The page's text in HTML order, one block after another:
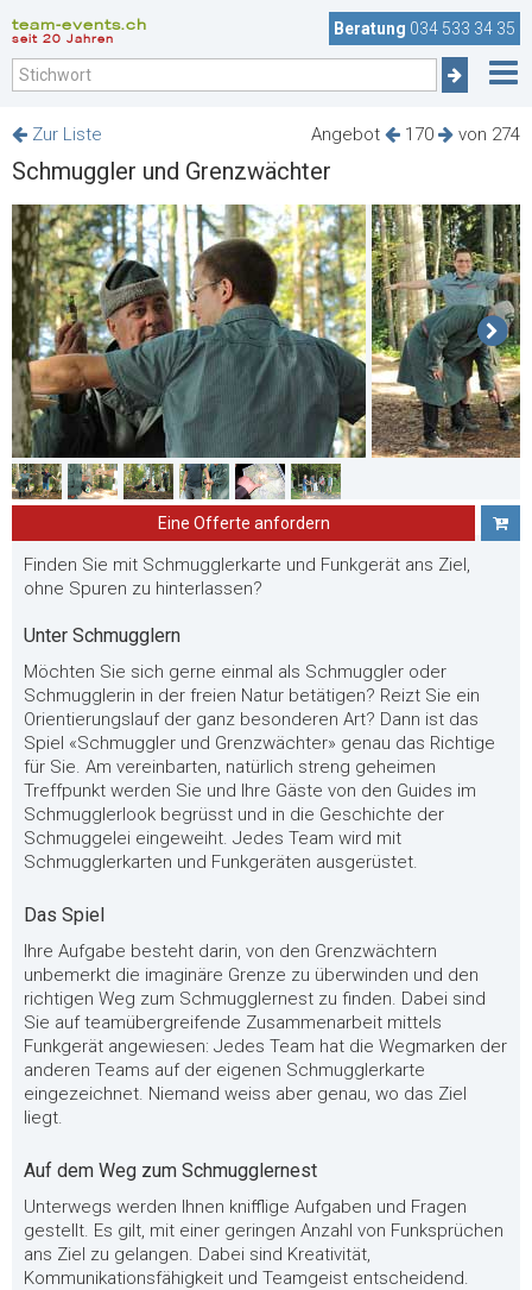
team-events.ch
seit 20 Jahren
Beratung 034 533 34 35
Angebot 170 von 274
Zur Liste
Schmuggler und Grenzwächter
Eine Offerte anfordern
Finden Sie mit Schmugglerkarte und Funkgerät ans Ziel,
ohne Spuren zu hinterlassen?
Unter Schmugglern
Möchten Sie sich gerne einmal als Schmuggler oder
Schmugglerin in der freien Natur betätigen? Reizt Sie ein
Orientierungslauf der ganz besonderen Art? Dann ist das
Spiel «Schmuggler und Grenzwächter» genau das Richtige
für Sie. Am vereinbarten, natürlich streng geheimen
Treffpunkt werden Sie und Ihre Gäste von den Guides im
Schmugglerlook begrüsst und in die Geschichte der
Schmuggelei eingeweiht. Jedes Team wird mit
Schmugglerkarten und Funkgeräten ausgerüstet.
Das Spiel
Ihre Aufgabe besteht darin, von den Grenzwächtern
unbemerkt die imaginäre Grenze zu überwinden und den
richtigen Weg zum Schmugglernest zu finden. Dabei sind
Sie auf teamübergreifende Zusammenarbeit mittels
Funkgerät angewiesen: Jedes Team hat die Wegmarken der
anderen Teams auf der eigenen Schmugglerkarte
eingezeichnet. Niemand weiss aber genau, wo das Ziel
liegt.
Auf dem Weg zum Schmugglernest
Unterwegs werden Ihnen knifflige Aufgaben und Fragen
gestellt. Es gilt, mit einer geringen Anzahl von Funksprüchen
ans Ziel zu gelangen. Dabei sind Kreativität,
Kommunikationsfähigkeit und Teamgeist entscheidend.